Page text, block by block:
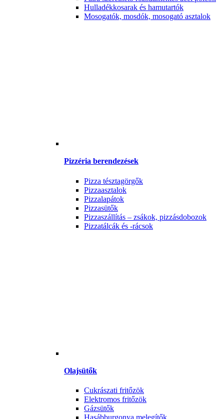
Hulladékkosarak és hamutartók
Mosogatók, mosdók, mosogató asztalok
Pizzéria berendezések
Pizza tésztagörgők
Pizzaasztalok
Pizzalapátok
Pizzasütők
Pizzaszállítás – zsákok, pizzásdobozok
Pizzatálcák és -rácsok
Olajsütők
Cukrászati fritőzök
Elektromos fritőzök
Gázsütők